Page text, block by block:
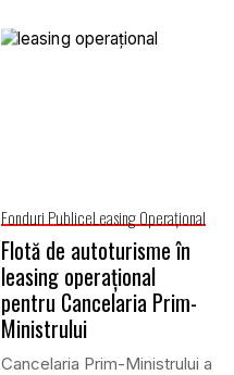
Fonduri PubliceLeasing Operaţional
Flotă de autoturisme în
leasing operațional
pentru Cancelaria Prim-
Ministrului
Cancelaria Prim-Ministrului a